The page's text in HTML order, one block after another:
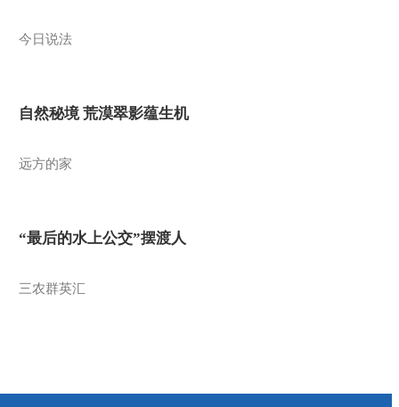
今日说法
自然秘境 荒漠翠影蕴生机
远方的家
“最后的水上公交”摆渡人
三农群英汇